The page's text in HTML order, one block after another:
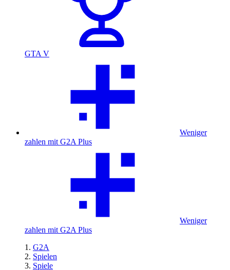
GTA V
Weniger
zahlen mit G2A Plus
Weniger
zahlen mit G2A Plus
G2A
Spielen
Spiele